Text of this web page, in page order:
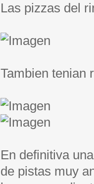
Las pizzas del
Tambien tenian
En definitiva
de pistas muy